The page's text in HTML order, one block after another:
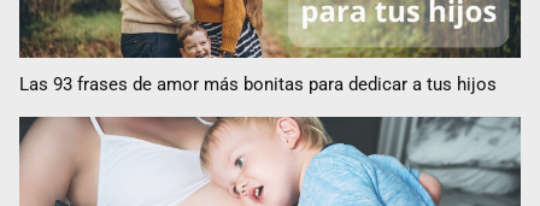
Las 93 frases de amor más bonitas para dedicar a tus hijos